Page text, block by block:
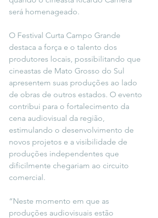
será homenageado.
O Festival Curta Campo Grande
destaca a força e o talento dos
produtores locais, possibilitando que
cineastas de Mato Grosso do Sul
apresentem suas produções ao lado
de obras de outros estados. O evento
contribui para o fortalecimento da
cena audiovisual da região,
estimulando o desenvolvimento de
novos projetos e a visibilidade de
produções independentes que
dificilmente chegariam ao circuito
comercial.
“Neste momento em que as
produções audiovisuais estão